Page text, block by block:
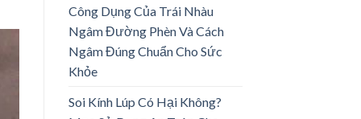
Công Dụng Của Trái Nhàu
Ngâm Đường Phèn Và Cách
Ngâm Đúng Chuẩn Cho Sức
Khỏe
Soi Kính Lúp Có Hại Không?